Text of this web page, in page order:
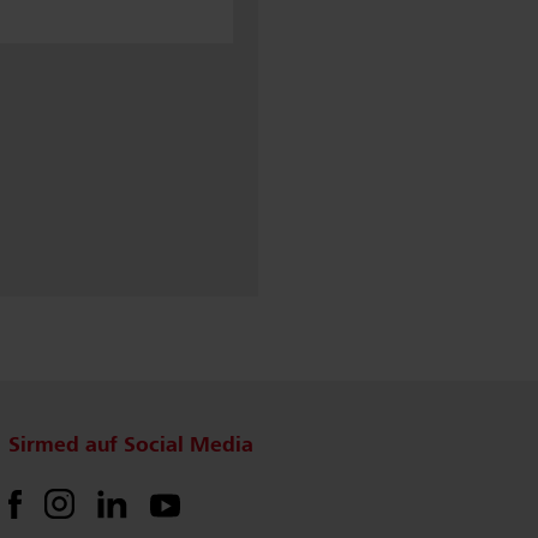
Sirmed auf Social Media
FacebookInstagramLinkedInYouTube